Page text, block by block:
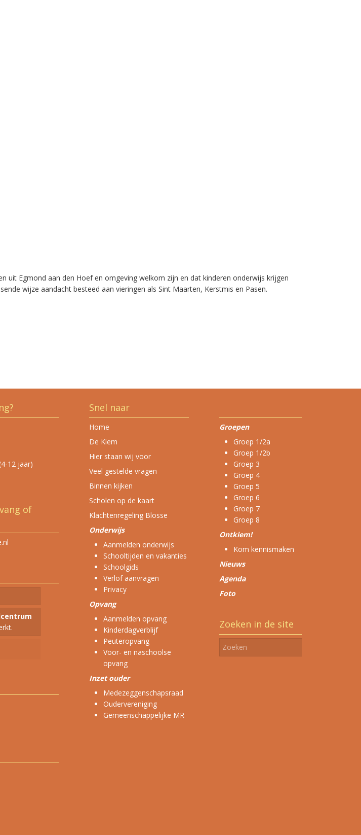
uit Egmond aan den Hoef en omgeving welkom zijn en dat kinderen onderwijs krijgen
wijze aandacht besteed aan vieringen als Sint Maarten, Kerstmis en Pasen.
12 jaar)
of
Snel naar
Home
De Kiem
Hier staan wij voor
Veel gestelde vragen
Binnen kijken
Scholen op de kaart
Klachtenregeling Blosse
Onderwijs
Aanmelden onderwijs
Schooltijden en vakanties
Schoolgids
Verlof aanvragen
Privacy
Opvang
Aanmelden opvang
Kinderdagverblijf
Peuteropvang
Voor- en naschoolse
opvang
Inzet ouder
Medezeggenschapsraad
Oudervereniging
Gemeenschappelijke MR
Groepen
Groep 1/2a
Groep 1/2b
Groep 3
Groep 4
Groep 5
Groep 6
Groep 7
Groep 8
Ontkiem!
Kom kennismaken
Nieuws
Agenda
Foto
Zoeken in de site